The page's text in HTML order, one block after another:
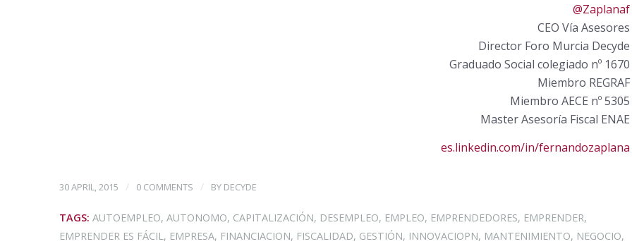
@Zaplanaf
CEO Vía Asesores
Director Foro Murcia Decyde
Graduado Social colegiado nº 1670
Miembro REGRAF
Miembro AECE nº 5305
Master Asesoría Fiscal ENAE
es.linkedin.com/in/fernandozaplana
30 APRIL, 2015 / 0 COMMENTS / BY DECYDE
TAGS: AUTOEMPLEO, AUTONOMO, CAPITALIZACIÓN, DESEMPLEO, EMPLEO, EMPRENDEDORES, EMPRENDER,
EMPRENDER ES FÁCIL, EMPRESA, FINANCIACION, FISCALIDAD, GESTIÓN, INNOVACIOPN, MANTENIMIENTO, NEGOCIO,